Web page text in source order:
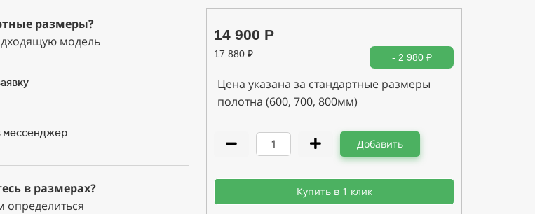
размеры?
модель
мессенджер
в размерах?
14 900 Р
17 880₽ - 2 980 ₽
Цена указана за стандартные размеры
полотна (600, 700, 800мм)
Добавить
Купить в 1 клик